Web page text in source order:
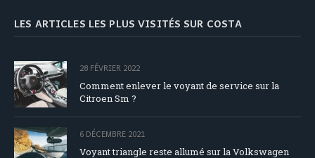
LES ARTICLES LES PLUS VISITÉS SUR COSTA
28 FÉVRIER 2022
Comment enlever le voyant de service sur la
Citroen Sm ?
6 DÉCEMBRE 2021
Voyant triangle reste allumé sur la Volkswagen